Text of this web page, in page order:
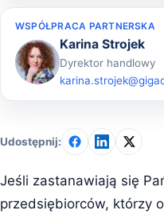
Udostępnij:
Jeśli zastanawiają się
przedsiębiorców, którzy
WSPÓŁPRACA PARTNERSKA
Karina Strojek
Dyrektor handlowy